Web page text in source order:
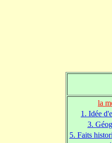
la
1. Idée
3.
5. Faits